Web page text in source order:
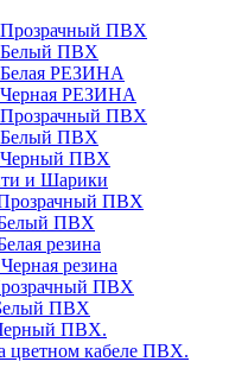
ПВХ
Белый ПВХ
РЕЗИНА
РЕЗИНА
ПВХ
Белый ПВХ
Черный ПВХ
и Шарики
ПВХ
ПВХ
резина
резина
ПВХ
ПВХ
ПВХ.
цветном кабеле ПВХ.